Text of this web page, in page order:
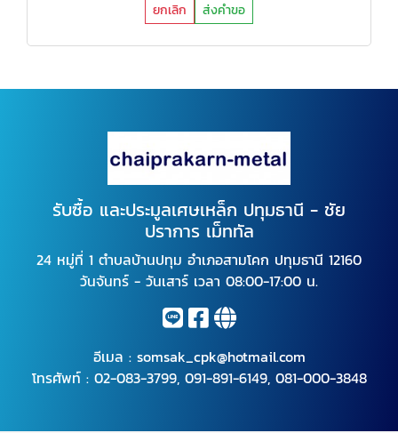
ยกเลิก ส่งคำขอ
รับซื้อ และประมูลเศษเหล็ก ปทุมธานี - ชัย
ปราการ เม็ททัล
24 หมู่ที่ 1 ตำบลบ้านปทุม อำเภอสามโคก ปทุมธานี 12160
วันจันทร์ - วันเสาร์ เวลา 08:00-17:00 น.
อีเมล : somsak_cpk@hotmail.com
โทรศัพท์ : 02-083-3799, 091-891-6149, 081-000-3848